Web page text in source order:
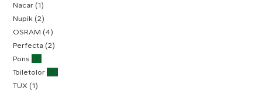
Nacar (1)
Nupik (2)
OSRAM (4)
Perfecta (2)
Pons (2)
Toiletolor (6)
TUX (1)